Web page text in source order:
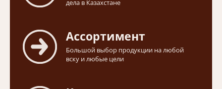
дела в Казахстане
Ассортимент
Большой выбор продукции на любой
вску и любые цели